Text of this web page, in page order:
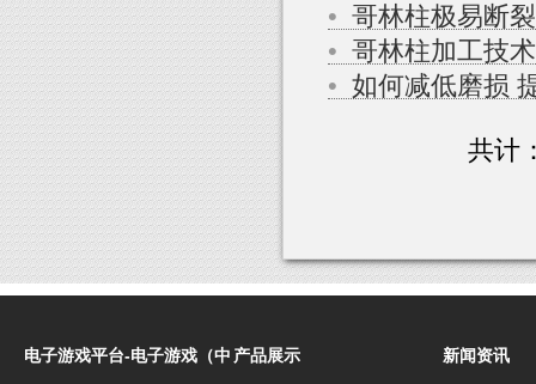
• 哥林柱极易断
• 哥林柱加工技
• 如何减低磨损
共计
电子游戏平台-电子游戏（中 产品展示 新闻资讯